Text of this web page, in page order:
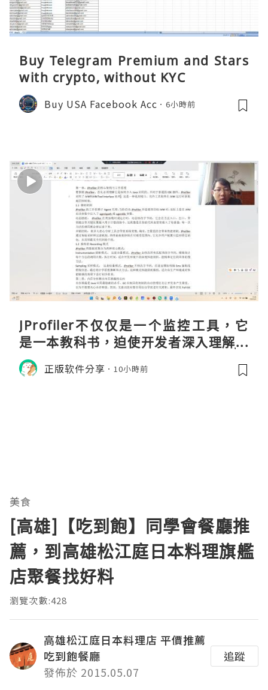
Buy Telegram Premium and Stars
with crypto, without KYC
Buy USA Facebook Acc 6小時前
JProfiler不仅仅是一个监控工具，它
是一本教科书，迫使开发者深入理解JV
M的内存模型、垃圾回收机制和并发原
理。通过直观的可视化数据，它将抽象
正版软件分享 10小時前
美食
[高雄]【吃到飽】同學會餐廳推
薦，到高雄松江庭日本料理旗艦
店聚餐找好料
瀏覽次數:428
高雄松江庭日本料理店 平價推薦
吃到飽餐廳
發佈於 2015.05.07
追蹤